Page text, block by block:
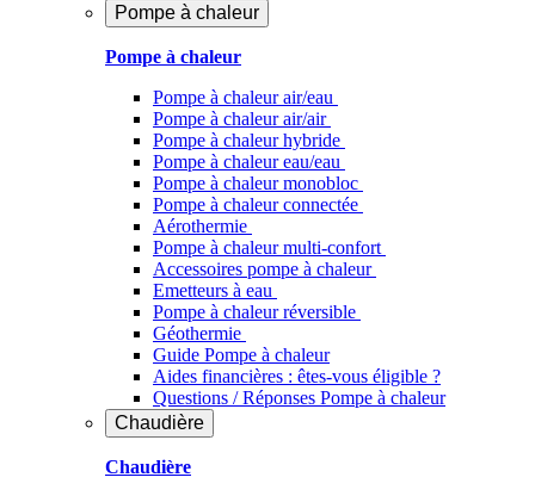
Pompe à chaleur
Pompe à chaleur
Pompe à chaleur air/eau
Pompe à chaleur air/air
Pompe à chaleur hybride
Pompe à chaleur​ eau/eau
Pompe à chaleur monobloc
Pompe à chaleur connectée
Aérothermie
Pompe à chaleur multi-confort
Accessoires pompe à chaleur
Emetteurs à eau
Pompe à chaleur réversible
Géothermie
Guide Pompe à chaleur
Aides financières : êtes-vous éligible ?
Questions / Réponses Pompe à chaleur
Chaudière
Chaudière